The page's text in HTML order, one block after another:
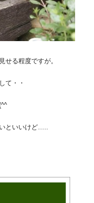
せる程度ですが。
て・・
ゞ
といいけど…..